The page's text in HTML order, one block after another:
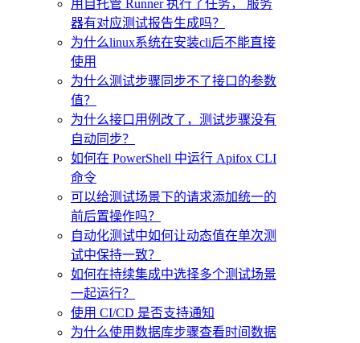
用自托管 Runner 执行了任务， 服务
器有对应测试报告生成吗？
为什么linux系统在安装cli后不能直接
使用
为什么测试步骤同步不了接口的参数
值？
为什么接口用例改了，测试步骤没有
自动同步？
如何在 PowerShell 中运行 Apifox CLI
命令
可以给测试场景下的请求添加统一的
前后置操作吗？
自动化测试中如何让动态值在单次测
试中保持一致？
如何在持续集成中选择多个测试场景
一起运行？
使用 CI/CD 是否支持通知
为什么使用数据库步骤查看时间数据